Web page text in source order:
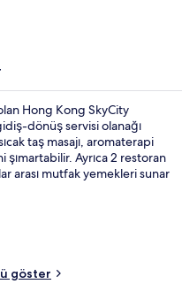
Hong Kong SkyCity
dönüş servisi olanağı
taş masajı, aromaterapi
Ayrıca 2 restoran
arası mutfak yemekleri sunar
saat açık sağlık kulübü; bu
arasındadır. Misafirler
harika yorumlarda
göster